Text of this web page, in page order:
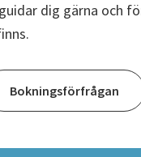
dig gärna och
Bokningsförfrågan